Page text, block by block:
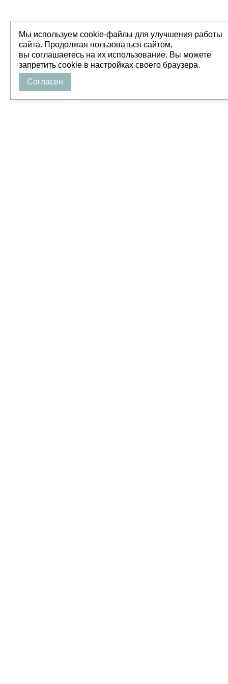
Мы используем cookie-файлы для улучшения работы
сайта. Продолжая пользоваться сайтом,
вы соглашаетесь на их использование. Вы можете
запретить cookie в настройках своего браузера.
Согласен